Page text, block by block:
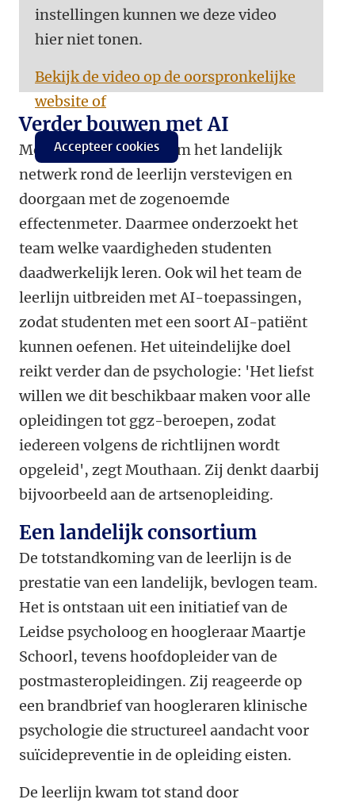
instellingen kunnen we deze video
hier niet tonen.
Bekijk de video op de oorspronkelijke
website of
Accepteer cookies
Verder bouwen met AI
Met de prijs wil het team het landelijk
netwerk rond de leerlijn verstevigen en
doorgaan met de zogenoemde
effectenmeter. Daarmee onderzoekt het
team welke vaardigheden studenten
daadwerkelijk leren. Ook wil het team de
leerlijn uitbreiden met AI-toepassingen,
zodat studenten met een soort AI-patiënt
kunnen oefenen. Het uiteindelijke doel
reikt verder dan de psychologie: 'Het liefst
willen we dit beschikbaar maken voor alle
opleidingen tot ggz-beroepen, zodat
iedereen volgens de richtlijnen wordt
opgeleid', zegt Mouthaan. Zij denkt daarbij
bijvoorbeeld aan de artsenopleiding.
Een landelijk consortium
De totstandkoming van de leerlijn is de
prestatie van een landelijk, bevlogen team.
Het is ontstaan uit een initiatief van de
Leidse psycholoog en hoogleraar Maartje
Schoorl, tevens hoofdopleider van de
postmasteropleidingen. Zij reageerde op
een brandbrief van hoogleraren klinische
psychologie die structureel aandacht voor
suïcidepreventie in de opleiding eisten.
De leerlijn kwam tot stand door